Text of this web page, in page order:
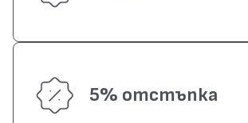
5% отстъпка